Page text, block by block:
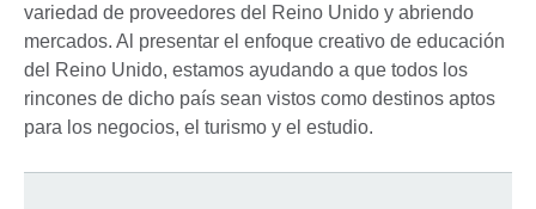
variedad de proveedores del Reino Unido y abriendo
mercados. Al presentar el enfoque creativo de educación
del Reino Unido, estamos ayudando a que todos los
rincones de dicho país sean vistos como destinos aptos
para los negocios, el turismo y el estudio.